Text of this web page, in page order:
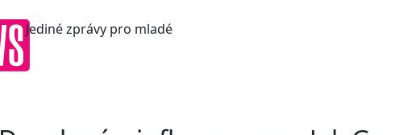
Jedinézprávy pro mladé